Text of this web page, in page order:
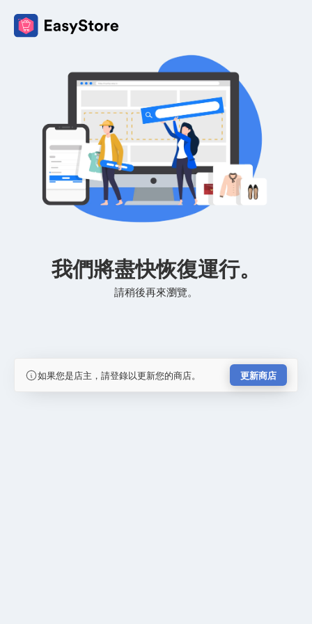
我們將盡快恢復運行。
請稍後再來瀏覽。
如果您是店主，請登錄以更新您的商店。 更新商店